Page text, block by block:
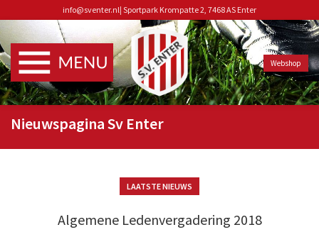
info@sventer.nl| Sportpark Krompatte 2, 7468 AS Enter
Webshop
Nieuwspagina Sv Enter
LAATSTE NIEUWS
Algemene Ledenvergadering 2018